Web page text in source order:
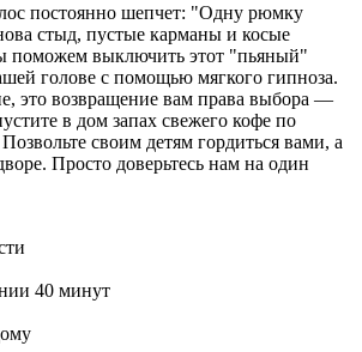
постоянно шепчет: "Одну рюмку
стыд, пустые карманы и косые
поможем выключить этот "пьяный"
голове с помощью мягкого гипноза.
это возвращение вам права выбора —
в дом запах свежего кофе по
своим детям гордиться вами, а
Просто доверьтесь нам на один
40 минут